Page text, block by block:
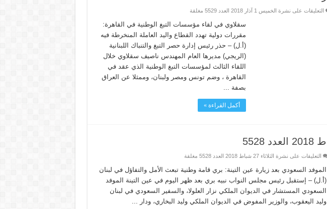
التعليقات على نشرة الخميس 1 آذار 2018 العدد 5529 مغلقة
سقلاوي في لقاء مؤسسات التبغ الوطنية في القاهرة:
مقررات دولية تهدد القطاع واليد العاملة المنخرطة فيه
(أ.ل) – حذر رئيس إدارة حصر التبغ والتنباك اللبنانية
(الريجي) مديرها العام المهندس ناصيف سقلاوي خلال
اللقاء الثالث لمؤسسات التبغ الوطنية الذي عقد في
القاهرة ، وضم تونس ومصر ولبنان، وممثلا عن العراق
بصفة ...
أكمل القراءة »
التعليقات على نشرة الثلاثاء 27 شباط 2018 العدد 5528 مغلقة
الموفد السعودي بعد زيارة عين التينة: بري قامة وطنية تبعث الأمل والتفاؤل في لبنان
(أ.ل) – إستقبل رئيس مجلس النواب نبيه بري بعد ظهر اليوم في عين التينة الموفد
السعودي المستشار في الديوان الملكي نزار العلولا، والسفير السعودي في لبنان
وليد اليعقوب، والوزير المفوض في الديوان الملكي وليد البخاري، ودار ...